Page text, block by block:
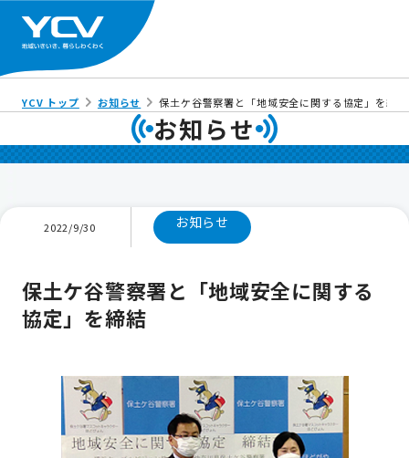
YCV トップ お知らせ 保土ケ谷警察署と「地域安全に関する協定」を締結
お知らせ
2022/9/30 お知らせ
保土ケ谷警察署と「地域安全に関する
協定」を締結